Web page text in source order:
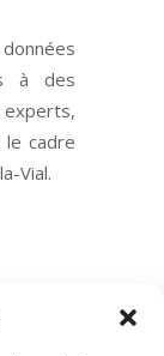
à des
cadre
Vial.